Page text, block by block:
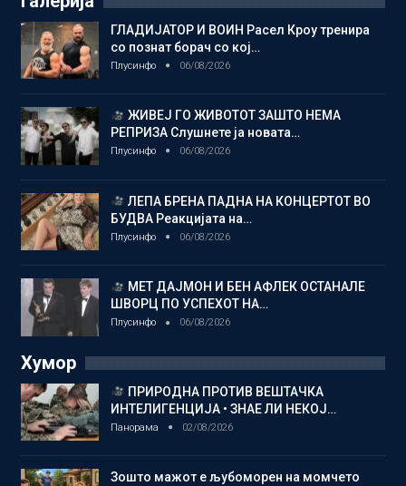
ГЛАДИЈАТОР И ВОИН Расел Кроу тренира
со познат борач со кој…
Плусинфо 06/08/2026
ЖИВЕЈ ГО ЖИВОТОТ ЗАШТО НЕМА
РЕПРИЗА Слушнете ја новата…
Плусинфо 06/08/2026
ЛЕПА БРЕНА ПАДНА НА КОНЦЕРТОТ ВО
БУДВА Реакцијата на…
Плусинфо 06/08/2026
МЕТ ДАЈМОН И БЕН АФЛЕК ОСТАНАЛЕ
ШВОРЦ ПО УСПЕХОТ НА…
Плусинфо 06/08/2026
Хумор
ПРИРОДНА ПРОТИВ ВЕШТАЧКА
ИНТЕЛИГЕНЦИЈА • ЗНАЕ ЛИ НЕКОЈ…
Панорама 02/08/2026
Зошто мажот е љубоморен на момчето